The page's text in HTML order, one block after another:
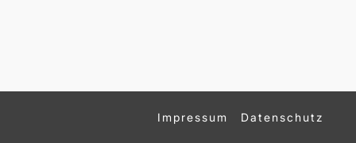
Impressum Datenschutz